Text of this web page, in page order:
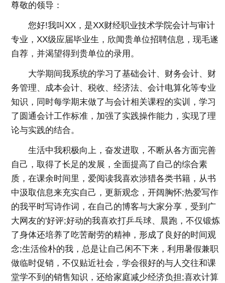
尊敬的领导：
您好!我叫XX，是XX财经职业技术学院会计与审计
专业，XX级应届毕业生，欣闻贵单位招聘信息，现毛遂
自荐，并渴望得到贵单位的录用。
大学期间我系统的学习了基础会计、财务会计、财
务管理、成本会计、税收、经济法、会计电算化等专业
知识，同时每学期末做了与会计相关课程的实训，学习
了圆通会计工作标准，加强了实践操作能力，实现了理
论与实践的结合。
生活中我积极向上，奋发进取，不断从各方面完善
自己，取得了长足的发展，全面提高了自己的综合素
质，在课余时间里，爱阅读我喜欢涉猎各类书籍，从书
中汲取信息来充实自己，更新观念，开阔胸怀;热爱写作
的我平时写诗作词，在自己的博客与大家分享，受到广
大网友的'好评;好动的我喜欢打乒乓球、晨跑，不仅锻炼
了身体还培养了吃苦耐劳的精神，形成了良好的时间观
念;生活俭朴的我，总是让自己闲不下来，利用暑假兼职
做临时促销，不仅贴近社会，学会很好的与人交往和课
堂学不到的销售知识，还给家庭减少经济负担;喜欢计算